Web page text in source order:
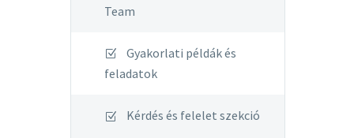
Team
Gyakorlati példák és
feladatok
Kérdés és felelet szekció